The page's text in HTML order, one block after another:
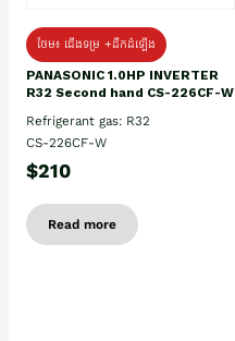
ថែម៖ ជើងទម្រ +ដឹកដំឡើង
PANASONIC 1.0HP INVERTER
R32 Second hand CS-226CF-W
Refrigerant gas: R32
CS-226CF-W
$210
Read more